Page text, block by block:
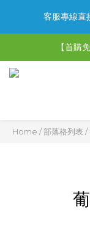
【限時
【限時
【首購
Home /部落格列表 /
客服專線直